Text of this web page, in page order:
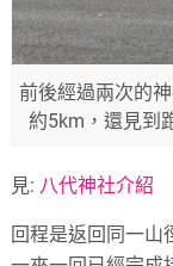
前後經過兩次的
約5km，還見到
見: 八代神社介紹
回程是返回同一山